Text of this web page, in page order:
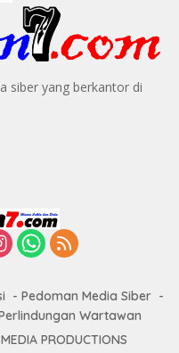
siber yang berkantor di
Pedoman Media Siber
Wartawan
PRODUCTIONS